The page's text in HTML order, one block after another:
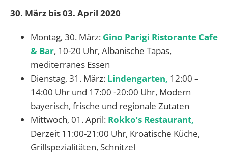
30. März bis 03. April 2020
Montag, 30. März: Gino Parigi Ristorante Cafe
& Bar, 10-20 Uhr, Albanische Tapas,
mediterranes Essen
Dienstag, 31. März: Lindengarten, 12:00 –
14:00 Uhr und 17:00 -20:00 Uhr, Modern
bayerisch, frische und regionale Zutaten
Mittwoch, 01. April: Rokko’s Restaurant,
Derzeit 11:00-21:00 Uhr, Kroatische Küche,
Grillspezialitäten, Schnitzel